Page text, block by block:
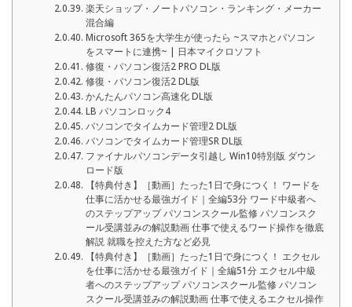
楽天ショップ・ノートパソコン・ランキング・メーカー
混合編
Microsoft 365を大学生が使ったら ~スマホとパソコン
をスマートに連携~ | 日本マイクロソフト
修復・パソコン復活2 PRO DL版
修復・パソコン復活2 DL版
かんたんパソコン高速化 DL版
LB パソコンロック4
パソコンでタイムカード管理2 DL版
パソコンでタイムカード管理SR DL版
ファイナルパソコンデータ引越し Win10特別版 ダウン
ロード版
【特典付き】［動画］たった1日で身につく！ ワードを
仕事に活かせる最強ガイド｜全編53分 ワード中級者へ
のステップアップ パソコンスクール監修 パソコンスク
ール受講並みの解説動画 仕事で使えるワード操作を徹底
解説 就職を控えた方など必見
【特典付き】［動画］たった1日で身につく！ エクセル
を仕事に活かせる最強ガイド｜全編51分 エクセル中級
者へのステップアップ パソコンスクール監修 パソコン
スクール受講並みの解説動画 仕事で使えるエクセル操作